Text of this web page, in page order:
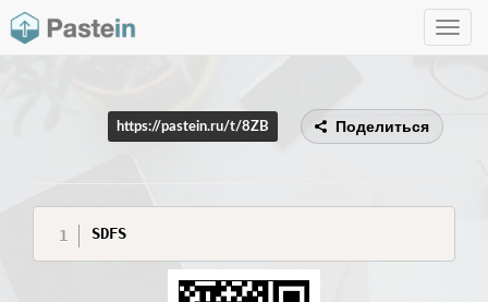
Toggle
https://pastein.ru/t/8ZB Поделиться
SDFS